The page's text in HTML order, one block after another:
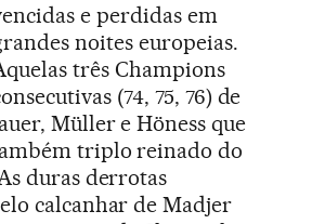
e perdidas em
noites europeias.
três Champions
(74, 75, 76) de
Müller e Höness que
triplo reinado do
duras derrotas
calcanhar de Madjer